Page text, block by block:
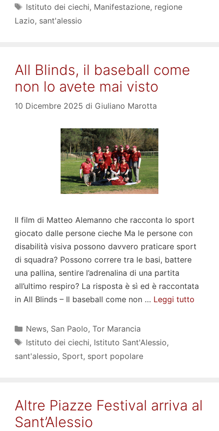
Tag
Istituto dei ciechi, Manifestazione, regione
Lazio, sant'alessio
All Blinds, il baseball come
non lo avete mai visto
10 Dicembre 2025 di Giuliano Marotta
Il film di Matteo Alemanno che racconta lo sport
giocato dalle persone cieche Ma le persone con
disabilità visiva possono davvero praticare sport
di squadra? Possono correre tra le basi, battere
una pallina, sentire l’adrenalina di una partita
all’ultimo respiro? La risposta è sì ed è raccontata
in All Blinds – Il baseball come non … Leggi tutto
Categorie
News, San Paolo, Tor Marancia
Tag
Istituto dei ciechi, Istituto Sant'Alessio,
sant'alessio, Sport, sport popolare
Altre Piazze Festival arriva al
Sant’Alessio